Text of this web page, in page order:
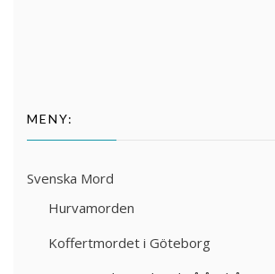
MENY:
Svenska Mord
Hurvamorden
Koffertmordet i Göteborg